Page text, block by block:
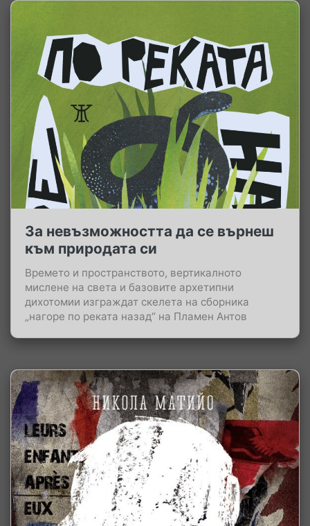
За невъзможността да се върнеш
към природата си
Времето и пространството, вертикалното
мислене на света и базовите архетипни
дихотомии изграждат скелета на сборника
„нагоре по реката назад“ на Пламен Антов